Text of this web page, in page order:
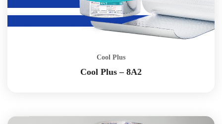
Cool Plus
Cool Plus – 8A2